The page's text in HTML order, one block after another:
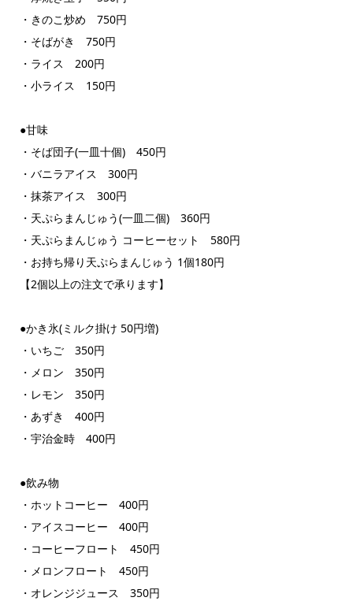
・きのこ炒め 750円
・そばがき 750円
・ライス 200円
・小ライス 150円
●甘味
・そば団子(一皿十個) 450円
・バニラアイス 300円
・抹茶アイス 300円
・天ぷらまんじゅう(一皿二個) 360円
・天ぷらまんじゅう コーヒーセット 580円
・お持ち帰り天ぷらまんじゅう 1個180円
【2個以上の注文で承ります】
●かき氷(ミルク掛け 50円増)
・いちご 350円
・メロン 350円
・レモン 350円
・あずき 400円
・宇治金時 400円
●飲み物
・ホットコーヒー 400円
・アイスコーヒー 400円
・コーヒーフロート 450円
・メロンフロート 450円
・オレンジジュース 350円